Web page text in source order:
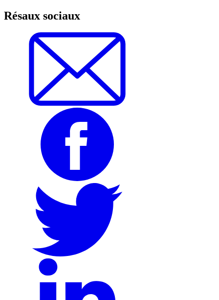
Résaux sociaux